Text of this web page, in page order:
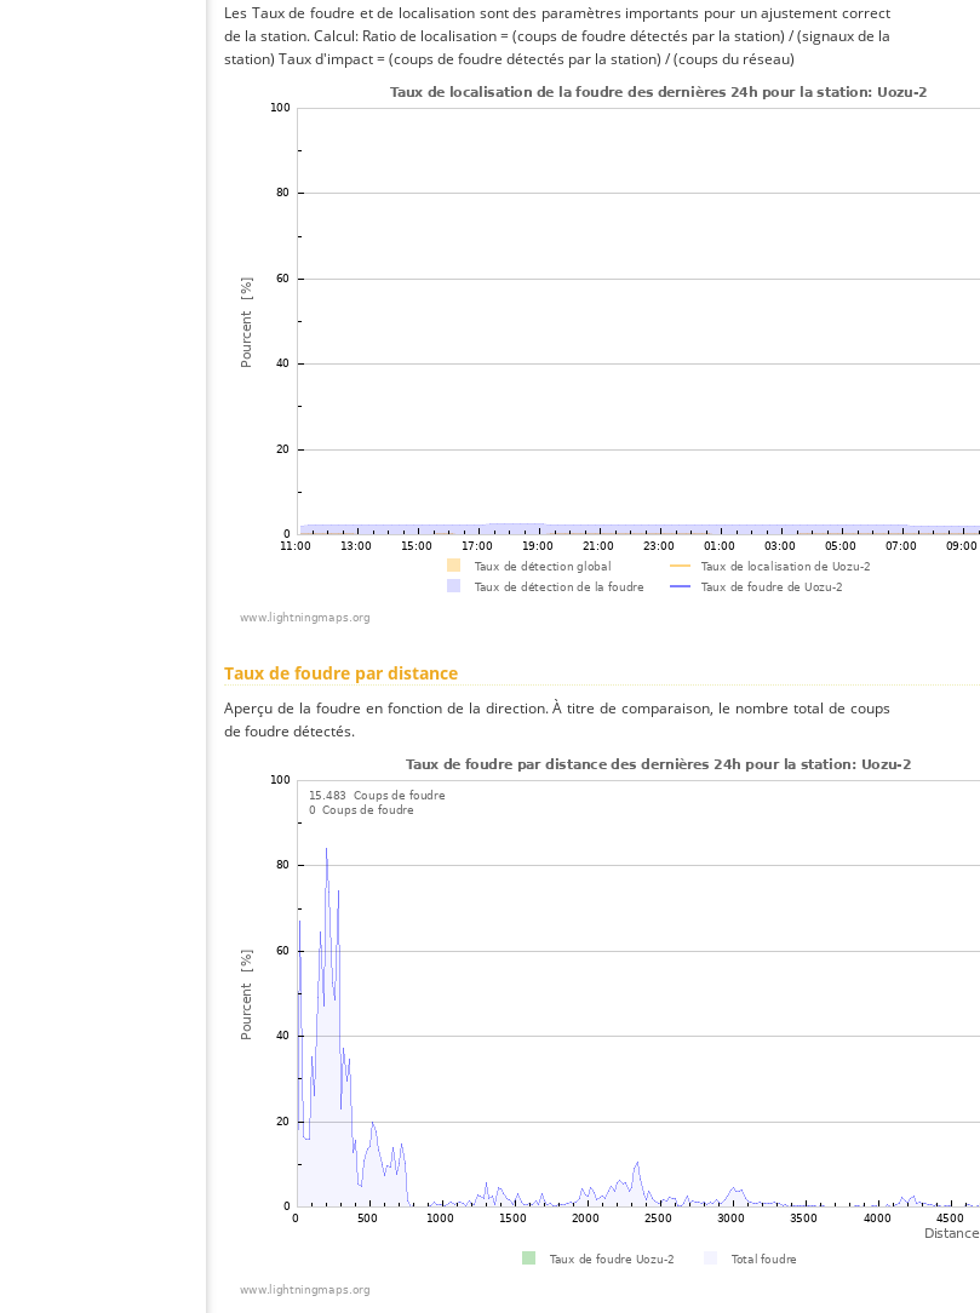
Les Taux de foudre et de localisation sont des paramètres importants pour un ajustement correct
de la station. Calcul: Ratio de localisation = (coups de foudre détectés par la station) / (signaux de la
station) Taux d'impact = (coups de foudre détectés par la station) / (coups du réseau)
Taux de foudre par distance
Aperçu de la foudre en fonction de la direction. À titre de comparaison, le nombre total de coups
de foudre détectés.